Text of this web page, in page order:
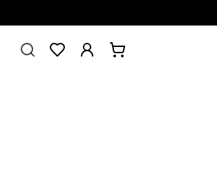
Translation missing:
ja.sections.header.favorites
ロ
グ
イ
ー